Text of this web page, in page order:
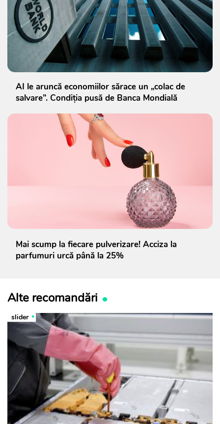
AI le aruncă economiilor sărace un „colac de
salvare”. Condiția pusă de Banca Mondială
Mai scump la fiecare pulverizare! Acciza la
parfumuri urcă până la 25%
Alte recomandări
slider